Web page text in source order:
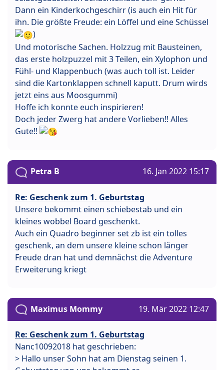
Dann ein Kinderkochgeschirr (is auch ein Hit für
ihn. Die größte Freude: ein Löffel und eine Schüssel
)
Und motorische Sachen. Holzzug mit Bausteinen,
das erste holzpuzzel mit 3 Teilen, ein Xylophon und
Fühl- und Klappenbuch (was auch toll ist. Leider
sind die Kartonklappen schnell kaputt. Drum wirds
jetzt eins aus Moosgummi)
Hoffe ich konnte euch inspirieren!
Doch jeder Zwerg hat andere Vorlieben!! Alles
Gute!!
Petra B 16. Jan 2022 15:17
Re: Geschenk zum 1. Geburtstag
Unsere bekommt einen schiebestab und ein
kleines wobbel Board geschenkt.
Auch ein Quadro beginner set zb ist ein tolles
geschenk, an dem unsere kleine schon länger
Freude dran hat und demnächst die Adventure
Erweiterung kriegt
Maximus Mommy 19. Mär 2022 12:47
Re: Geschenk zum 1. Geburtstag
Nanc10092018 hat geschrieben:
> Hallo unser Sohn hat am Dienstag seinen 1.